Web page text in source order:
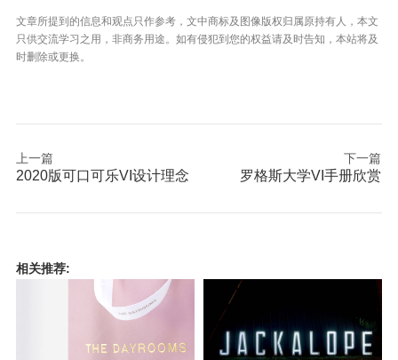
文章所提到的信息和观点只作参考，文中商标及图像版权归属原持有人，本文
只供交流学习之用，非商务用途。如有侵犯到您的权益请及时告知，本站将及
时删除或更换。
上一篇
2020版可口可乐VI设计理念
下一篇
罗格斯大学VI手册欣赏
相关推荐: